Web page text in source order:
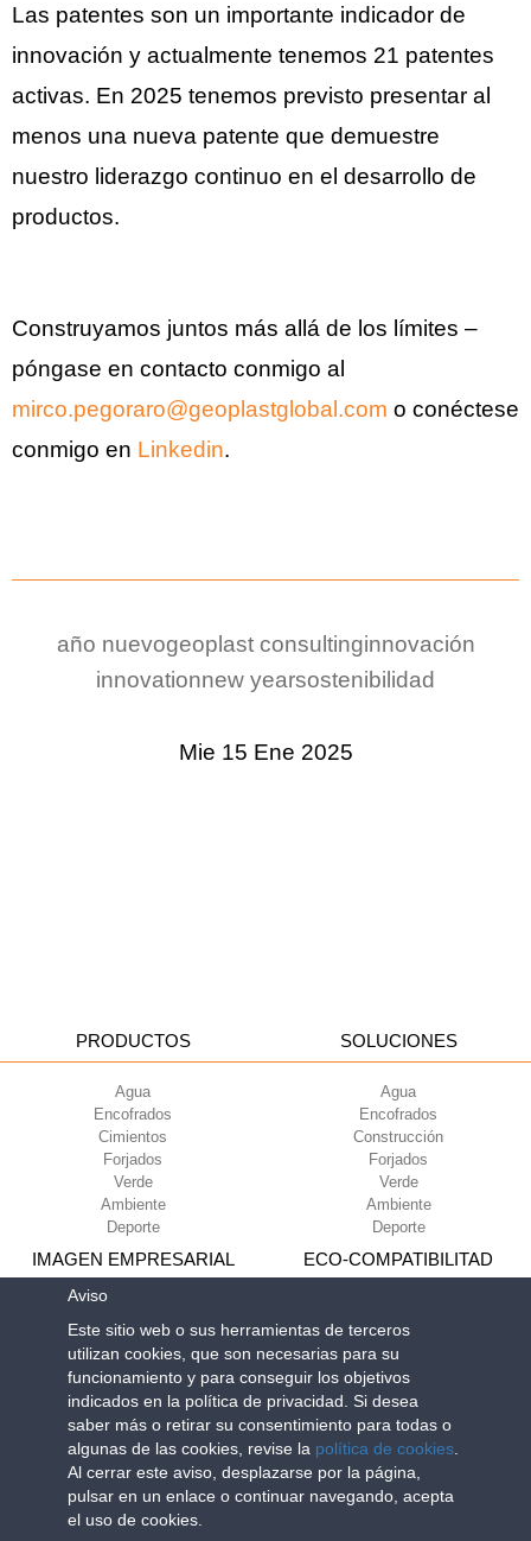
Las patentes son un importante indicador de
innovación y actualmente tenemos 21 patentes
activas. En 2025 tenemos previsto presentar al
menos una nueva patente que demuestre
nuestro liderazgo continuo en el desarrollo de
productos.
Construyamos juntos más allá de los límites –
póngase en contacto conmigo al
mirco.pegoraro@geoplastglobal.com o conéctese
conmigo en Linkedin.
año nuevogeoplast consultinginnovación
innovationnew yearsostenibilidad
Mie 15 Ene 2025
PRODUCTOS
Agua
Encofrados
Cimientos
Forjados
Verde
Ambiente
Deporte
SOLUCIONES
Agua
Encofrados
Construcción
Forjados
Verde
Ambiente
Deporte
IMAGEN EMPRESARIAL
Condiciones de venta
Sobre nosotros
Newsletter
ECO-COMPATIBILITAD
Geoplast S.p.A. | Via Martiri della Libertà, 6/8 - 35010 Grantorto (Padova)
ITALY - Tel+39 049 9490289 - info@geoplastglobal.com
Reg. Impr. PD. n. 03285310284 - R.E.A. n. 300667 P.IVA e C.F.
03285310284 | Cap. Soc. Euro 2.000.000 i.v. |
Aviso
Este sitio web o sus herramientas de terceros
utilizan cookies, que son necesarias para su
funcionamiento y para conseguir los objetivos
indicados en la política de privacidad. Si desea
saber más o retirar su consentimiento para todas o
algunas de las cookies, revise la política de cookies
Al cerrar este aviso, desplazarse por la página,
pulsar en un enlace o continuar navegando, acepta
el uso de cookies.